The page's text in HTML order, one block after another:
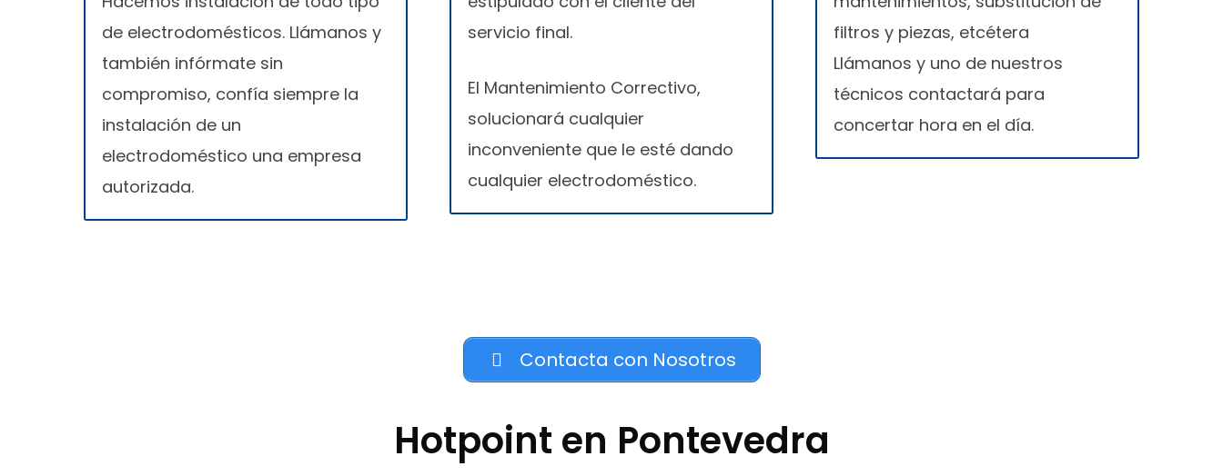
de electrodomésticos. Llámanos y
también infórmate sin
compromiso, confía siempre la
instalación de un
electrodoméstico una empresa
autorizada.
servicio final.
El Mantenimiento Correctivo,
solucionará cualquier
inconveniente que le esté dando
cualquier electrodoméstico.
filtros y piezas, etcétera
Llámanos y uno de nuestros
técnicos contactará para
concertar hora en el día.
Contacta con Nosotros
Hotpoint en Pontevedra